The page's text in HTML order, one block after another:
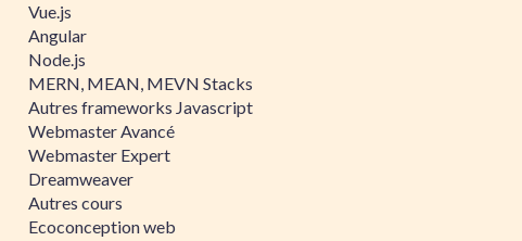
Vue.js
Angular
Node.js
MERN, MEAN, MEVN Stacks
Autres frameworks Javascript
Webmaster Avancé
Webmaster Expert
Dreamweaver
Autres cours
Ecoconception web